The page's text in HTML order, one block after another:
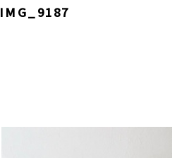
IMG_9187